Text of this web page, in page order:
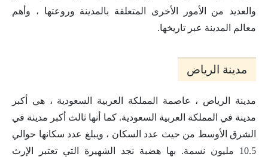
والعديد من الأمور الأخرى المتعلقة بالمدينة وروعتها ، وأهم
معالم المدينة عبر تاريخها.
مدينة الرياض
مدينة الرياض ، عاصمة المملكة العربية السعودية ، هي أكبر
مدينة في المملكة العربية السعودية. كما أنها ثالث أكبر مدينة في
الشرق الأوسط من حيث عدد السكان ، ويبلغ عدد سكانها حوالي
10.5 مليون نسمة. بها هضبة نجد الشهيرة التي تعتبر الإرث